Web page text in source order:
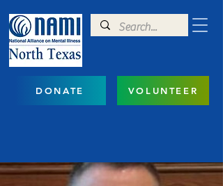
VOLUNTEER
DONATE